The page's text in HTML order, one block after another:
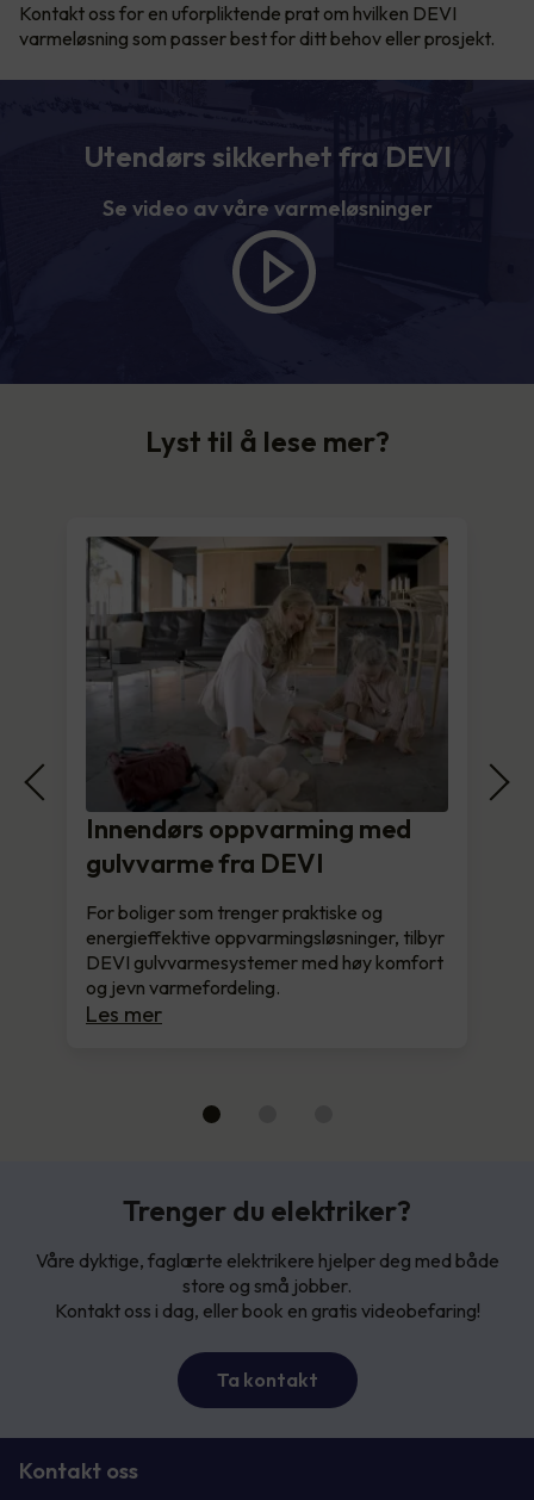
Kontakt oss for en uforpliktende prat om hvilken DEVI
varmeløsning som passer best for ditt behov eller prosjekt.
Utendørs sikkerhet fra DEVI
Se video av våre varmeløsninger
Lyst til å lese mer?
Innendørs oppvarming med
gulvvarme fra DEVI
For boliger som trenger praktiske og
energieffektive oppvarmingsløsninger, tilbyr
DEVI gulvvarmesystemer med høy komfort
og jevn varmefordeling.
Les mer
Trenger du elektriker?
Våre dyktige, faglærte elektrikere hjelper deg med både
store og små jobber.
Kontakt oss i dag, eller book en gratis videobefaring!
Ta kontakt
Kontakt oss